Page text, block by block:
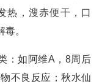
热，溲赤便干，口
。
：如阿维A，8周后
不良反应；秋水仙